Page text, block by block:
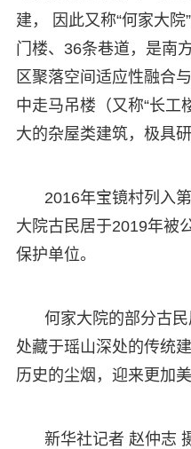
建， 因此又称“何家大
门楼、36条巷道，是南
区聚落空间适应性融合
中走马吊楼（又称“长工
大的杂屋类建筑，极具研
2016年宝镜村列入
大院古民居于2019年被
保护单位。
何家大院的部分古
处藏于瑶山深处的传统
历史的尘烟，迎来更加美
新华社记者 赵仲志